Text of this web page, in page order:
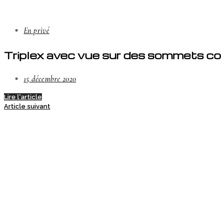
En privé
Triplex avec vue sur des sommets
15 décembre 2020
Lire l'article
Article suivant